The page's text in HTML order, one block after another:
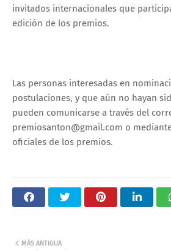
invitados internacionales que
edición de los premios.
Las personas interesadas en
postulaciones, y que aún no hayan
pueden comunicarse a través del
premiosanton@gmail.com o
oficiales de los premios.
MÁS ANTIGUA